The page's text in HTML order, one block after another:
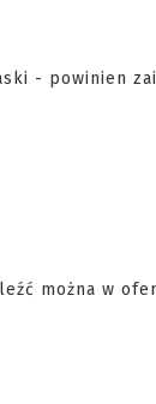
- powinien
można w